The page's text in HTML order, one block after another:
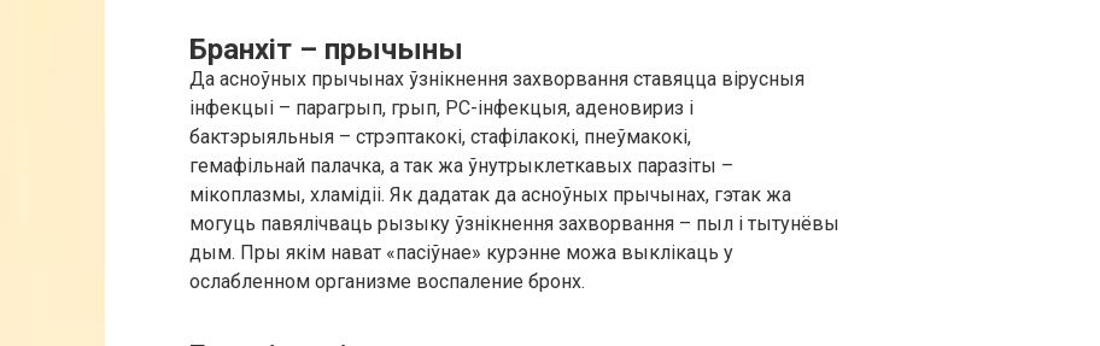
Бранхіт – прычыны
Да асноўных прычынах ўзнікнення захворвання ставяцца вірусныя
інфекцыі – парагрып, грып, РС-інфекцыя, аденовириз і
бактэрыяльныя – стрэптакокі, стафілакокі, пнеўмакокі,
гемафільнай палачка, а так жа ўнутрыклеткавых паразіты –
мікоплазмы, хламідіі. Як дадатак да асноўных прычынах, гэтак жа
могуць павялічваць рызыку ўзнікнення захворвання – пыл і тытунёвы
дым. Пры якім нават «пасіўнае» курэнне можа выклікаць у
ослабленном организме воспаление бронх.